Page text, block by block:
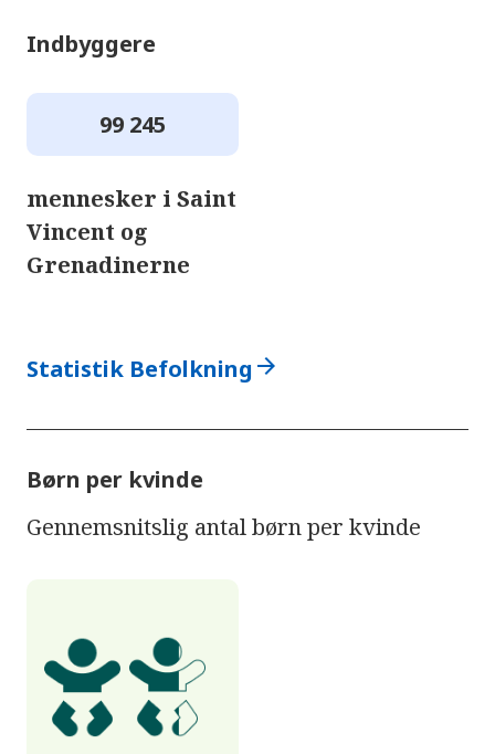
Indbyggere
99 245
mennesker i Saint
Vincent og
Grenadinerne
Statistik Befolkning arrow_forward
Børn per kvinde
Gennemsnitslig antal børn per kvinde